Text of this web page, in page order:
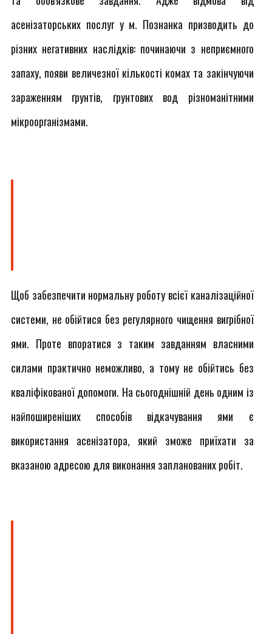
асенізаторських послуг у м. Познанка призводить до
різних негативних наслідків: починаючи з неприємного
запаху, появи величезної кількості комах та закінчуючи
зараженням ґрунтів, ґрунтових вод різноманітними
мікроорганізмами.
Щоб забезпечити нормальну роботу всієї каналізаційної
системи, не обійтися без регулярного чищення вигрібної
ями. Проте впоратися з таким завданням власними
силами практично неможливо, а тому не обійтись без
кваліфікованої допомоги. На сьогоднішній день одним із
найпоширеніших способів відкачування ями є
використання асенізатора, який зможе приїхати за
вказаною адресою для виконання запланованих робіт.